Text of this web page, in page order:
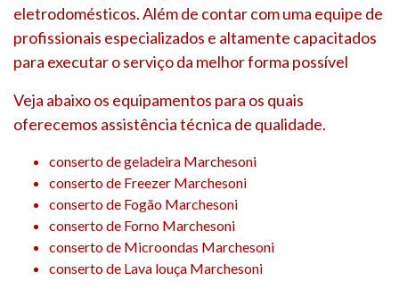
eletrodomésticos. Além de contar com uma equipe de
profissionais especializados e altamente capacitados
para executar o serviço da melhor forma possível
Veja abaixo os equipamentos para os quais
oferecemos assistência técnica de qualidade.
conserto de geladeira Marchesoni
conserto de Freezer Marchesoni
conserto de Fogão Marchesoni
conserto de Forno Marchesoni
conserto de Microondas Marchesoni
conserto de Lava louça Marchesoni